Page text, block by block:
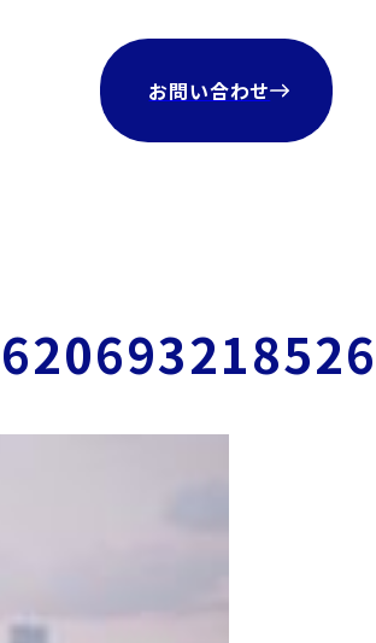
お問い合わせ